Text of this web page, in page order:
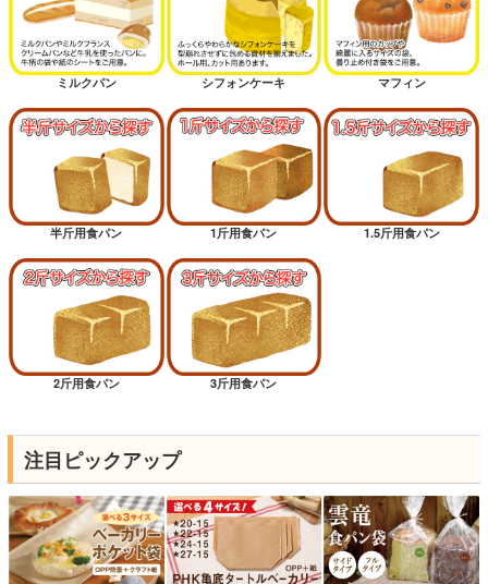
ミルクパン シフォンケーキ マフィン
半斤用食パン 1斤用食パン 1.5斤用食パン
2斤用食パン 3斤用食パン
注目ピックアップ